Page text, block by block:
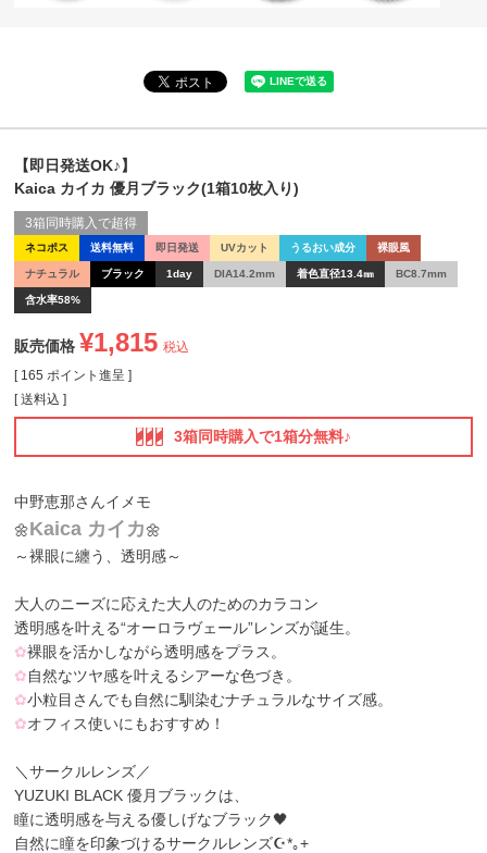
【即日発送OK♪】
Kaica カイカ 優月ブラック(1箱10枚入り)
ネコポス 送料無料 即日発送 UVカット うるおい成分 裸眼風
ナチュラル ブラック 1day DIA14.2mm 着色直径13.4㎜ BC8.7mm
含水率58%
3箱同時購入で超得
販売価格 ¥1,815 税込
[ 165 ポイント進呈 ]
送料込
3箱同時購入で1箱分無料♪
中野恵那さんイメモ
🌼Kaica カイカ🌼
～裸眼に纏う、透明感～
大人のニーズに応えた大人のためのカラコン
透明感を叶える“オーロラヴェール”レンズが誕生。
✿裸眼を活かしながら透明感をプラス。
✿自然なツヤ感を叶えるシアーな色づき。
✿小粒目さんでも自然に馴染むナチュラルなサイズ感。
✿オフィス使いにもおすすめ！
＼サークルレンズ／
YUZUKI BLACK 優月ブラックは、
瞳に透明感を与える優しげなブラック🖤
自然に瞳を印象づけるサークルレンズ☪*｡+